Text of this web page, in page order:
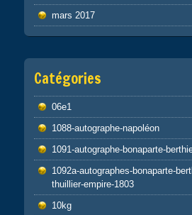
mars 2017
Catégories
06e1
1088-autographe-napoléon
1091-autographe-bonaparte-
1092a-autographes-bonaparte-
thuillier-empire-1803
10kg